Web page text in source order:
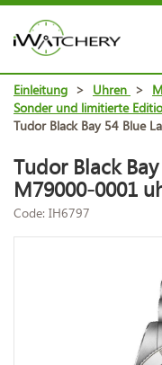
Einleitung > Uhren >
Sonder und limitierte
Tudor Black Bay 54 Blue
Tudor Black
M79000-0001
Code: IH6797